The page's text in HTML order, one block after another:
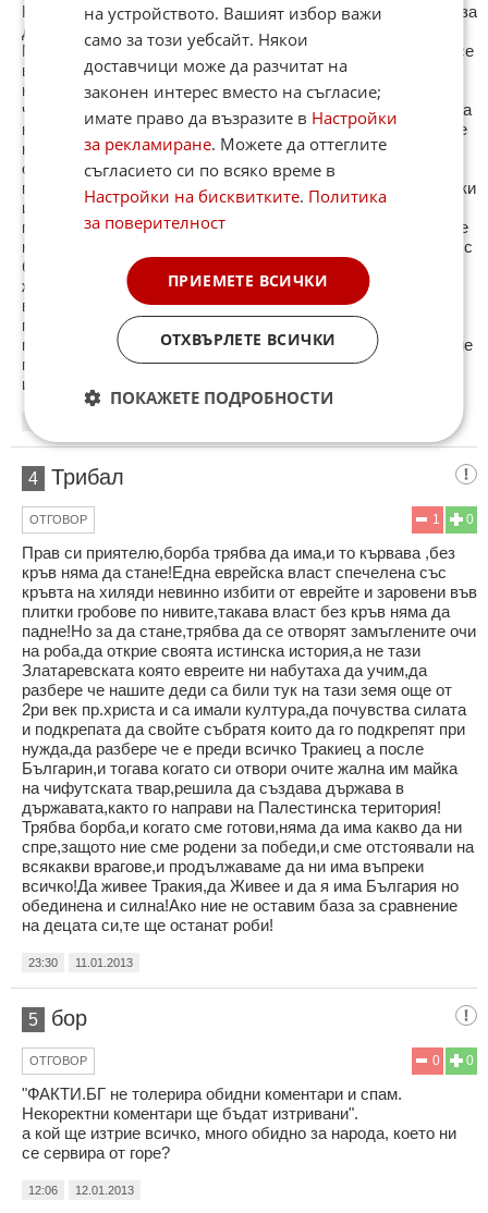
Не е от Бога това, което и не споменава името на дявола, за
да не го ядоса. Да не ядаса тоя, за който Христос каза - в
Мен няма нищо от него. Заради убиването на когото Бога се
въплати като човек. България е еврейска колония и то от
най нисш тип, предвидена за унищожаване. Какво от това
че наричаме тиквата тиква, сладуря сладур и царя цар? Да
не сме ги избирали ние, да не би някоя наша мафия да ги е
назначавала! Всички мафии заедно със слугите и
опозициите си са еврейски. Тяхното заиграване с цигани и
помаци е за нашия геноцид, а не някакви хитри политически
игри. Циганските гласове не са им нужни, защото
глаксовете не се броят, но циганизацията на България им е
нужна за да се изтезават българите преди да изчезнат. Те с
бесовска ярост ни хапят, защото сме антипода на
жидовщината - ние не сме като тях, при нас това най се
вижда - ние даже не ги наричаме жиди! А трябва! Трябва
преди края да се каже ясно - "да, да и не, не"! Отпор в
позволените рамки е от тях, за тяхно удоволствие. Ние сме
призовани от Спасяващия ни Бог за война, а не за
изчакване.
4 Трибал
0
1
ОТГОВОР
Прав си приятелю,борба трябва да има,и то кървава ,без
кръв няма да стане!Една еврейска власт спечелена със
кръвта на хиляди невинно избити от еврейте и заровени във
плитки гробове по нивите,такава власт без кръв няма да
падне!Но за да стане,трябва да се отворят замъглените очи
на роба,да открие своята истинска история,а не тази
Златаревската която евреите ни набутаха да учим,да
разбере че нашите деди са били тук на тази земя още от
2ри век пр.христа и са имали култура,да почувства силата
и подкрепата да свойте събратя които да го подкрепят при
нужда,да разбере че е преди всичко Тракиец а после
Българин,и тогава когато си отвори очите жална им майка
на чифутската твар,решила да създава държава в
държавата,както го направи на Палестинска територия!
Трябва борба,и когато сме готови,няма да има какво да ни
спре,защото ние сме родени за победи,и сме отстоявали на
всякакви врагове,и продължаваме да ни има въпреки
всичко!Да живее Тракия,да Живее и да я има България но
обединена и силна!Ако ние не оставим база за сравнение
на децата си,те ще останат роби!
23:30 11.01.2013
5 бор
0
0
ОТГОВОР
"ФАКТИ.БГ не толерира обидни коментари и спам.
Некоректни коментари ще бъдат изтривани".
а кой ще изтрие всичко, много обидно за народа, което ни
се сервира от горе?
12:06 12.01.2013
на устройството. Вашият избор важи
само за този уебсайт. Някои
доставчици може да разчитат на
законен интерес вместо на съгласие;
имате право да възразите в Настройки
за рекламиране. Можете да оттеглите
съгласието си по всяко време в
Настройки на бисквитките. Политика
за поверителност
ПРИЕМЕТЕ ВСИЧКИ
ОТХВЪРЛЕТЕ ВСИЧКИ
ПОКАЖЕТЕ ПОДРОБНОСТИ